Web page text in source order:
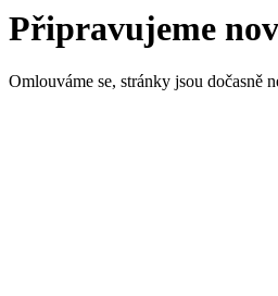
Připravujeme
Omlouváme se, stránky jsou dočasně